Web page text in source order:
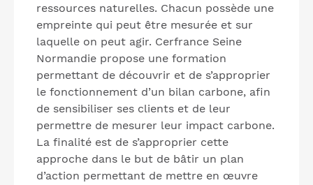
ressources naturelles. Chacun possède une
empreinte qui peut être mesurée et sur
laquelle on peut agir. Cerfrance Seine
Normandie propose une formation
permettant de découvrir et de s’approprier
le fonctionnement d’un bilan carbone, afin
de sensibiliser ses clients et de leur
permettre de mesurer leur impact carbone.
La finalité est de s’approprier cette
approche dans le but de bâtir un plan
d’action permettant de mettre en œuvre